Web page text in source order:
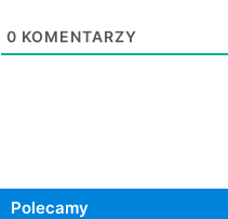
0 KOMENTARZY
Polecamy